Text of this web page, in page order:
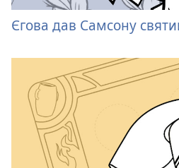
Єгова дав Самсону